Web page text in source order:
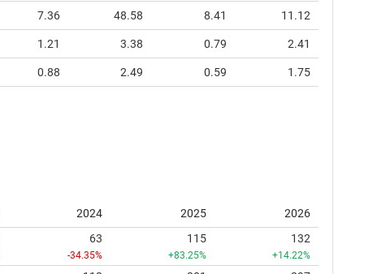
7.36 48.58 8.41 11.12
1.21 3.38 0.79 2.41
0.88 2.49 0.59 1.75
2024 2025
2026
63
-34.35%
115
+83.25%
132
+14.22%